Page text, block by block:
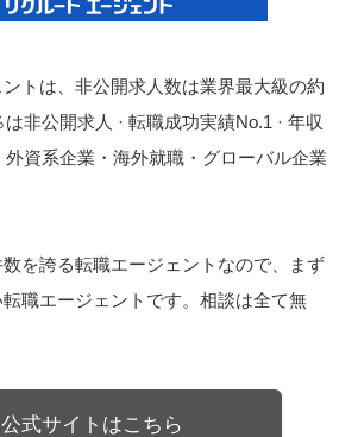
トは、非公開求人数は業界最大級の約
非公開求人 · 転職成功実績No.1 · 年収
外資系企業・海外就職・グローバル企業
を誇る転職エージェントなので、まず
職エージェントです。相談は全て無
公式サイトはこちら